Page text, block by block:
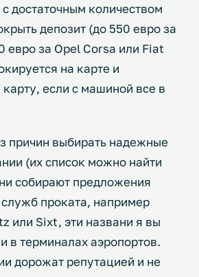
с достаточным количеством
депозит (до 550 евро за
евро за Opel Corsa или Fiat
на карте и
если с машиной все в
причин выбирать надежные
(их список можно найти
собирают предложения
проката, например
или Sixt, эти названи я вы
в терминалах аэропортов.
дорожат репутацией и не